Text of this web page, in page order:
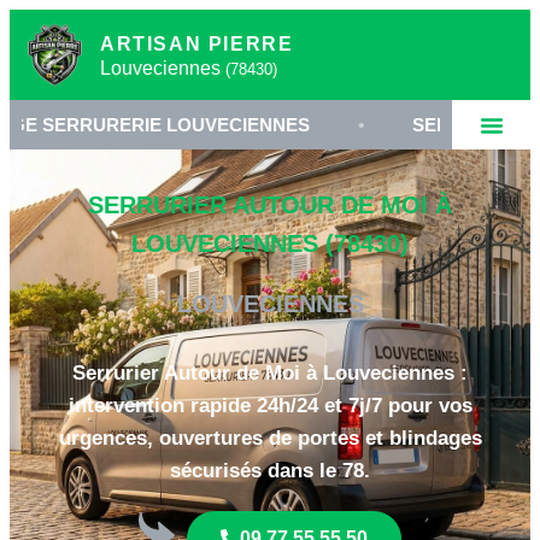
ARTISAN PIERRE
Louveciennes (78430)
LOUVECIENNES • SERRURIER 78430
SERRURIER AUTOUR DE MOI À
LOUVECIENNES (78430)
LOUVECIENNES
Serrurier Autour de Moi à Louveciennes :
intervention rapide 24h/24 et 7j/7 pour vos
urgences, ouvertures de portes et blindages
sécurisés dans le 78.